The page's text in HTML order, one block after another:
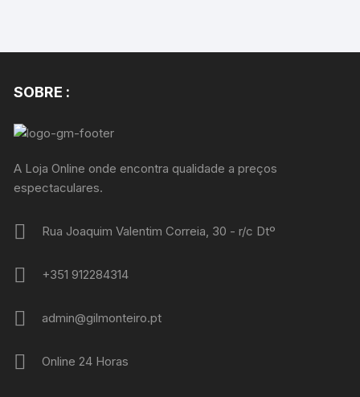
SOBRE :
A Loja Online onde encontra qualidade a preços
espectaculares.
Rua Joaquim Valentim Correia, 30 - r/c Dtº
+351 912284314
admin@gilmonteiro.pt
Online 24 Horas